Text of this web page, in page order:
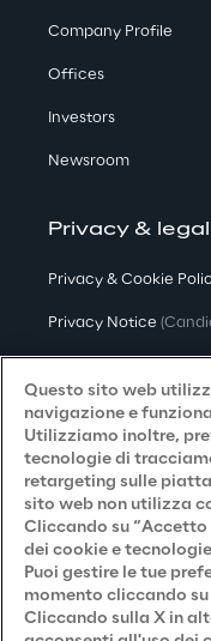
Company Profile
Offices
Investors
Newsroom
Privacy & legal
Privacy & Cookie
Privacy Notice
Privacy Notice
Privacy Notice
Accessibilità
Careers
Questo sito web
navigazione e
Utilizziamo inoltre,
tecnologie di
retargeting sulle
sito web non utilizza
Cliccando su
dei cookie e
Puoi gestire le tue
momento cliccando
Cliccando sulla X in